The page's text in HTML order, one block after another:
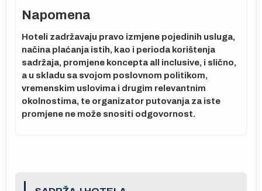
Napomena
Hoteli zadržavaju pravo izmjene pojedinih usluga,
načina plaćanja istih, kao i perioda korištenja
sadržaja, promjene koncepta all inclusive, i slično,
a u skladu sa svojom poslovnom politikom,
vremenskim uslovima i drugim relevantnim
okolnostima, te organizator putovanja za iste
promjene ne može snositi odgovornost.